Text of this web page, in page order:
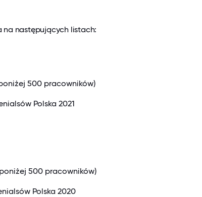
na następujących listach:
500 pracowników)
Polska 2021
500 pracowników)
Polska 2020